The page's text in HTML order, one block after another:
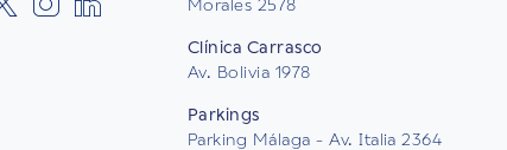
Morales 2578
Clínica Carrasco
Av. Bolivia 1978
Parkings
Parking Málaga - Av. Italia 2364